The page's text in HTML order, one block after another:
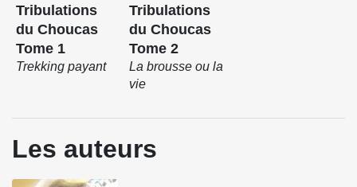
Tribulations
du Choucas
Tome 1
Trekking payant
Tribulations
du Choucas
Tome 2
La brousse ou la
vie
Les auteurs